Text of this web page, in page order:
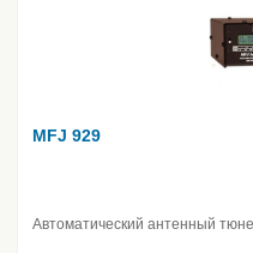
MFJ 929
Автоматический антенный